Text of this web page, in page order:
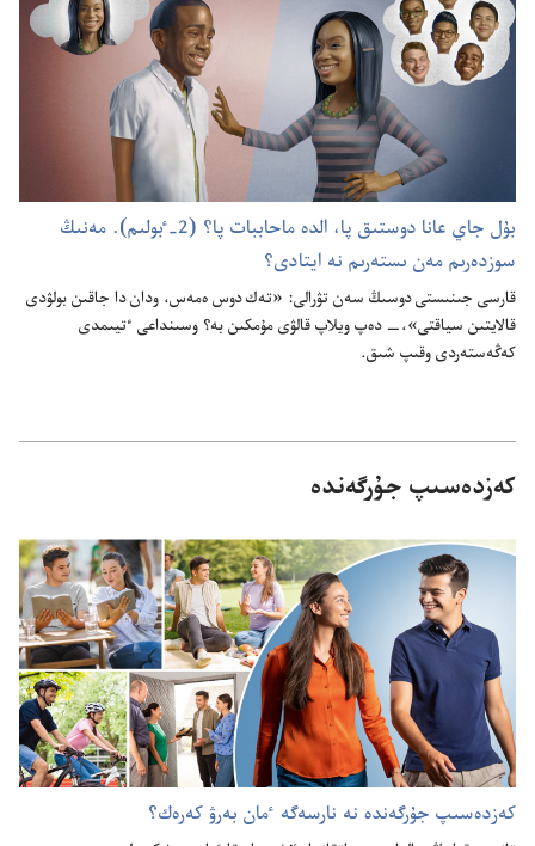
بۇ‌ل جاي عانا دوستىق پا،‏ الدە ماحاببات پا؟‏ (‏2-‏ٴ‌بولىم)‏.‏ مە‌نىڭ
سوزدە‌رىم مە‌ن ىستە‌رىم نە ايتادى؟‏
قارسى جىنىستى دوسىڭ سە‌ن تۋرالى:‏ «تە‌ك دوس ە‌مە‌س،‏ ودان دا جاقىن بولۋدى
قالايتىن سياقتى»،‏—‏ دە‌پ ويلاپ قالۋى مۇ‌مكىن بە؟‏ وسىنداعى ٴ‌تيىمدى
كە‌ڭە‌ستە‌ردى وقىپ شىق.‏
كە‌زدە‌سىپ جۇ‌رگە‌ندە
كە‌زدە‌سىپ جۇ‌رگە‌ندە نە نارسە‌گە ٴ‌مان بە‌رۋ كە‌رە‌ك؟‏